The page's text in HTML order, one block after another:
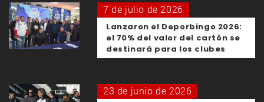
7 de julio de 2026
Lanzaron el Deporbingo 2026:
el 70% del valor del cartón se
destinará para los clubes
23 de junio de 2026